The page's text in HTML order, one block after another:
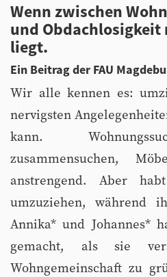
Wenn zwischen
und
liegt.
Ein Beitrag der FAU
Wir alle kennen es:
nervigsten
kann.
zusammensuchen,
anstrengend. Aber
umzuziehen, während
Annika* und Johannes*
gemacht, als sie
Wohngemeinschaft zu